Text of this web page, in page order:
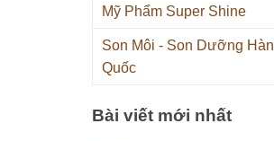
Mỹ Phẩm Super Shine
Son Môi - Son Dưỡng Hàn
Quốc
Bài viết mới nhất